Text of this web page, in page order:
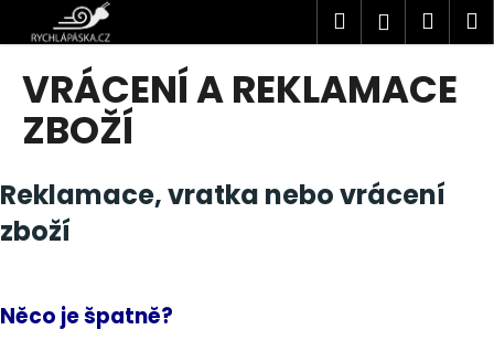
obsah
Hledat
VRÁCENÍ A REKLAMACE
ZBOŽÍ
Reklamace, vratka nebo vrácení
zboží
Něco je špatně?
o
C
o
p
o
t
b